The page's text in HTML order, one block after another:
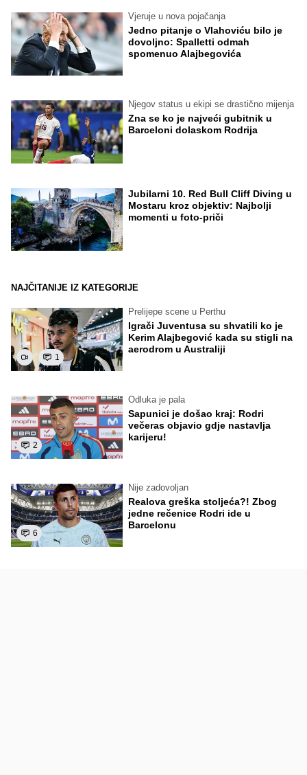
Vjeruje u nova pojačanja
Jedno pitanje o Vlahoviću bilo je
dovoljno: Spalletti odmah
spomenuo Alajbegovića
Njegov status u ekipi se drastično mijenja
Zna se ko je najveći gubitnik u
Barceloni dolaskom Rodrija
Jubilarni 10. Red Bull Cliff Diving u
Mostaru kroz objektiv: Najbolji
momenti u foto-priči
NAJČITANIJE IZ KATEGORIJE
1
Prelijepe scene u Perthu
Igrači Juventusa su shvatili ko je
Kerim Alajbegović kada su stigli na
aerodrom u Australiji
2
Odluka je pala
Sapunici je došao kraj: Rodri
večeras objavio gdje nastavlja
karijeru!
6
Nije zadovoljan
Realova greška stoljeća?! Zbog
jedne rečenice Rodri ide u
Barcelonu